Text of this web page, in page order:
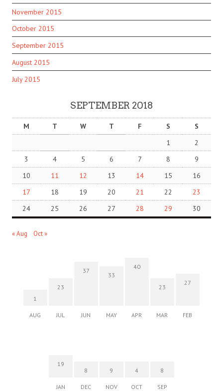
November 2015
October 2015
September 2015
August 2015
July 2015
SEPTEMBER 2018
M T W T F S
S
1
2
3
4 5 6 7 8
9
10
11 12 13 14 15
16
17
18 19 20 21 22
23
24
25 26 27 28 29 30
« Aug Oct »
1
AUG
23
JUL
37
JUN
33
MAY
40
APR
23
MAR
27
FEB
19
JAN
8
DEC
9
NOV
4
OCT
8
SEP